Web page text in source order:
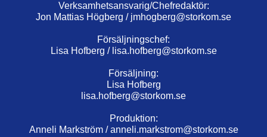
Verksamhetsansvarig/Chefredaktör:
Jon Mattias Högberg / jmhogberg@storkom.se
Försäljningschef:
Lisa Hofberg / lisa.hofberg@storkom.se
Försäljning:
Lisa Hofberg
lisa.hofberg@storkom.se
Produktion:
Anneli Markström / anneli.markstrom@storkom.se